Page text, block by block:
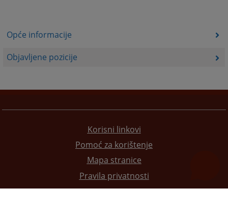
Opće informacije
Objavljene pozicije
Korisni linkovi
Pomoć za korištenje
Mapa stranice
Pravila privatnosti